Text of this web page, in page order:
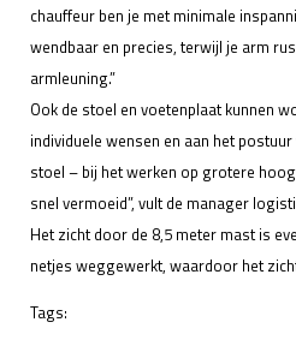
chauffeur ben je met minimale
wendbaar en precies, terwijl je arm
armleuning.”
Ook de stoel en voetenplaat kunnen
individuele wensen en aan het
stoel – bij het werken op grotere
snel vermoeid”, vult de manager
Het zicht door de 8,5 meter mast is
netjes weggewerkt, waardoor het
Tags: